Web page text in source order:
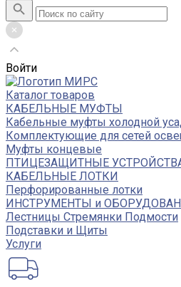
Войти
Каталог товаров
КАБЕЛЬНЫЕ МУФТЫ
Кабельные муфты холодной
Комплектующие для сетей
Муфты концевые
ПТИЦЕЗАЩИТНЫЕ
КАБЕЛЬНЫЕ ЛОТКИ
Перфорированные лотки
ИНСТРУМЕНТЫ и
Лестницы Стремянки Подмости
Подставки и Щиты
Услуги